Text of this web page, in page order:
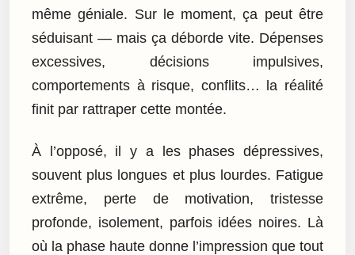
même géniale. Sur le moment, ça peut être
séduisant — mais ça déborde vite. Dépenses
excessives, décisions impulsives,
comportements à risque, conflits… la réalité
finit par rattraper cette montée.
À l’opposé, il y a les phases dépressives,
souvent plus longues et plus lourdes. Fatigue
extrême, perte de motivation, tristesse
profonde, isolement, parfois idées noires. Là
où la phase haute donne l’impression que tout